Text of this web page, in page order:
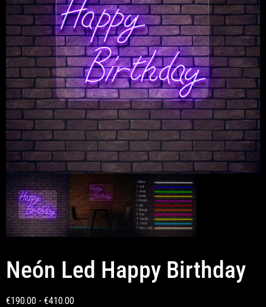
Neón Led Happy Birthday
€190.00 - €410.00